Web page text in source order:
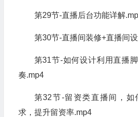
第29节-直播后台功能详解
第30节-直播间装修+直播间
第31节-如何设计利用直播
奏.mp4
第32节-留资类直播间，如
求，提升留资率.mp4